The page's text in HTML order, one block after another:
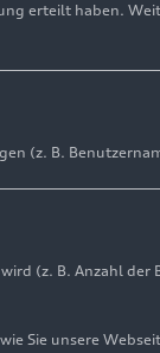
erteilt haben.
(z. B.
(z. B. Anzahl der
Sie unsere